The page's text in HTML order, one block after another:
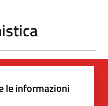
le informazioni